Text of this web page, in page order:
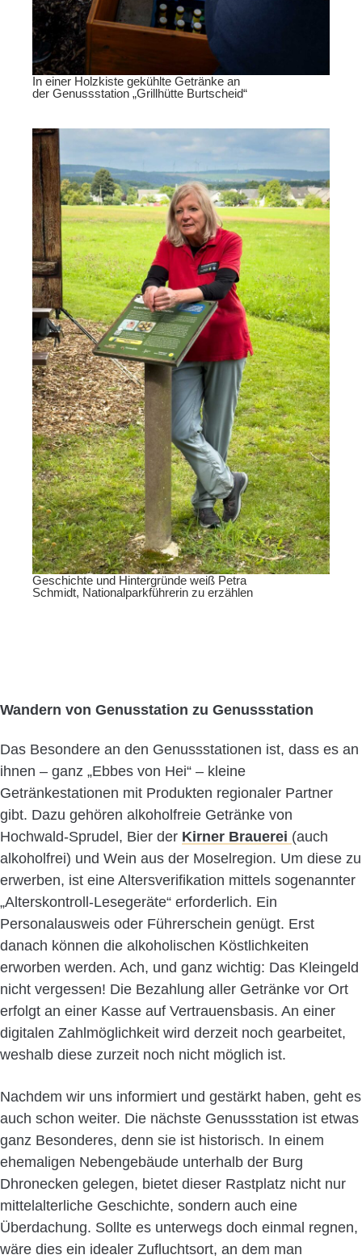
In einer Holzkiste gekühlte Getränke an
der Genussstation „Grillhütte Burtscheid“
Geschichte und Hintergründe weiß Petra
Schmidt, Nationalparkführerin zu erzählen
Wandern von Genusstation zu Genussstation
Das Besondere an den Genussstationen ist, dass es an
ihnen – ganz „Ebbes von Hei“ – kleine
Getränkestationen mit Produkten regionaler Partner
gibt. Dazu gehören alkoholfreie Getränke von
Hochwald-Sprudel, Bier der Kirner Brauerei (auch
alkoholfrei) und Wein aus der Moselregion. Um diese zu
erwerben, ist eine Altersverifikation mittels sogenannter
„Alterskontroll-Lesegeräte“ erforderlich. Ein
Personalausweis oder Führerschein genügt. Erst
danach können die alkoholischen Köstlichkeiten
erworben werden. Ach, und ganz wichtig: Das Kleingeld
nicht vergessen! Die Bezahlung aller Getränke vor Ort
erfolgt an einer Kasse auf Vertrauensbasis. An einer
digitalen Zahlmöglichkeit wird derzeit noch gearbeitet,
weshalb diese zurzeit noch nicht möglich ist.
Nachdem wir uns informiert und gestärkt haben, geht es
auch schon weiter. Die nächste Genussstation ist etwas
ganz Besonderes, denn sie ist historisch. In einem
ehemaligen Nebengebäude unterhalb der Burg
Dhronecken gelegen, bietet dieser Rastplatz nicht nur
mittelalterliche Geschichte, sondern auch eine
Überdachung. Sollte es unterwegs doch einmal regnen,
wäre dies ein idealer Zufluchtsort, an dem man